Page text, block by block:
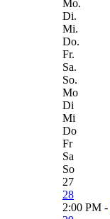
Mo.
Di.
Mi.
Do.
Fr.
Sa.
So.
Mo
Di
Mi
Do
Fr
Sa
So
27
28
2:00 PM -